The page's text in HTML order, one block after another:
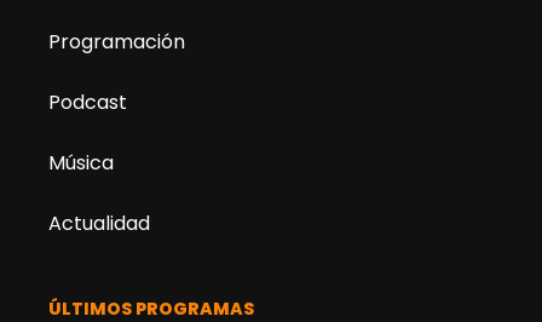
Programación
Podcast
Música
Actualidad
ÚLTIMOS PROGRAMAS